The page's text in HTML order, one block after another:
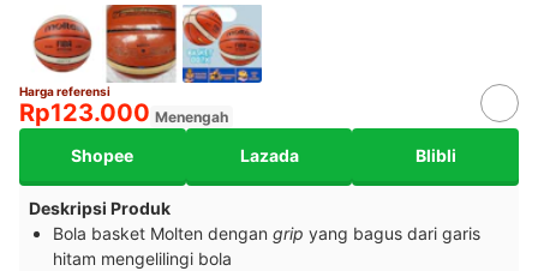
Harga referensi
Rp123.000 Menengah
Shopee Lazada Blibli
Deskripsi Produk
Bola basket Molten dengan grip yang bagus dari garis
hitam mengelilingi bola